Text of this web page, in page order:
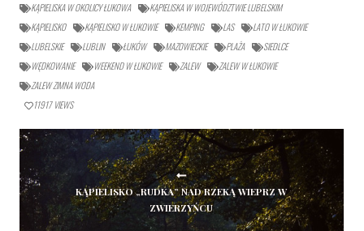
KĄPIELISKA W OKOLICY ŁUKOWA
KĄPIELISKA W WOJEWÓDZTWIE LUBELSKIM
KĄPIELISKO
KĄPIELISKO W ŁUKOWIE KEMPING LAS
LATO W ŁUKOWIE
LUBELSKIE
LUBLIN ŁUKÓW MAZOWIECKIE PLAŻA
SIEDLCE
WĘDKOWANIE
WEEKEND W ŁUKOWIE ZALEW
ZALEW W ŁUKOWIE
ZALEW ZIMNA WODA
11917 VIEWS
KĄPIELISKO „RUDKA” NAD RZEKĄ WIEPRZ W
ZWIERZYŃCU